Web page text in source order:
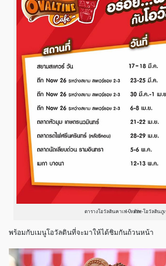
ตารางโอวัลตินคาเฟ่-Ovaltine-โอวัลตินภู
พร้อมกับเมนูโอวัลตินที่จะมาให้ได้ชิมกันถ้วนหน้า